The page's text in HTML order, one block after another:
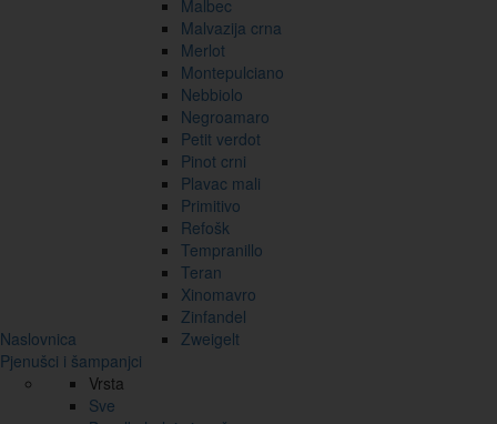
Naslovnica
Malbec
Malvazija crna
Merlot
Montepulciano
Nebbiolo
Negroamaro
Petit verdot
Pinot crni
Plavac mali
Primitivo
Refošk
Tempranillo
Teran
Xinomavro
Zinfandel
Zweigelt
Pjenušci i šampanjci
Vrsta
Sve